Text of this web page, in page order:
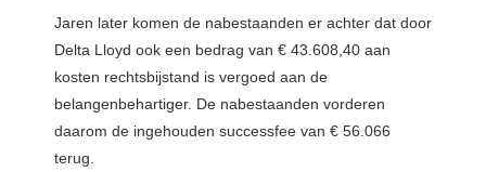
Jaren later komen de nabestaanden er achter dat door
Delta Lloyd ook een bedrag van € 43.608,40 aan
kosten rechtsbijstand is vergoed aan de
belangenbehartiger. De nabestaanden vorderen
daarom de ingehouden successfee van € 56.066
terug.